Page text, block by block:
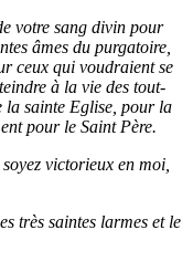
votre sang divin pour
âmes du purgatoire,
ceux qui voudraient se
à la vie des tout-
la sainte Eglise, pour la
pour le Saint Père.
victorieux en moi,
très saintes larmes et le